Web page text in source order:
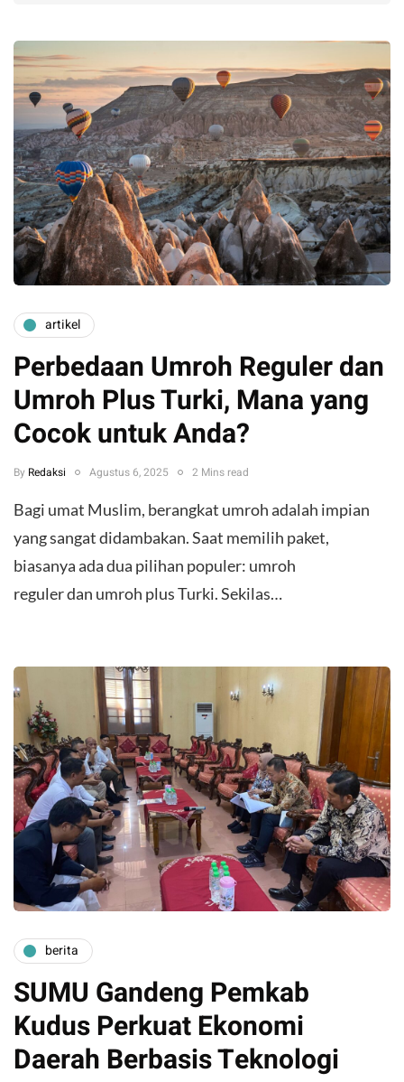
artikel
Perbedaan Umroh Reguler dan
Umroh Plus Turki, Mana yang
Cocok untuk Anda?
By Redaksi Agustus 6, 2025 2 Mins read
Bagi umat Muslim, berangkat umroh adalah impian
yang sangat didambakan. Saat memilih paket,
biasanya ada dua pilihan populer: umroh
reguler dan umroh plus Turki. Sekilas…
berita
SUMU Gandeng Pemkab
Kudus Perkuat Ekonomi
Daerah Berbasis Teknologi